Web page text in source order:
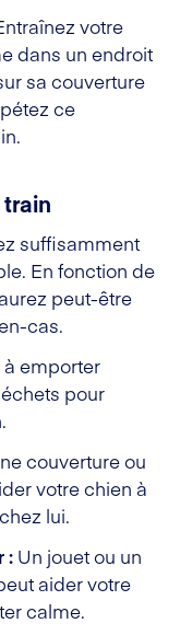
votre
dans un endroit
sa couverture
ce
suffisamment
En fonction de
peut-être
cas.
à emporter
pour
couverture ou
votre chien à
lui.
: Un jouet ou un
aider votre
calme.